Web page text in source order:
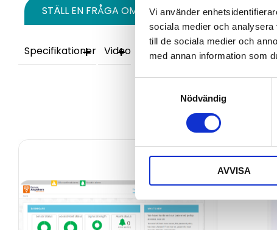
Vi använder
sociala medier och
till de sociala medier och
med annan information som
Nödvändig
AVVISA
STÄLL EN FRÅGA OM PRODUKTEN
Specifikationer Video